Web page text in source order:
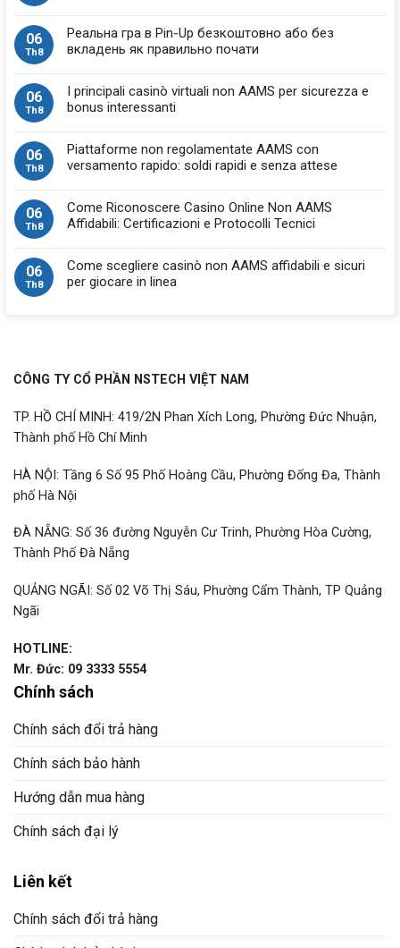
06
Th8
Реальна гра в Pin-Up безкоштовно або без
вкладень як правильно почати
06
Th8
I principali casinò virtuali non AAMS per sicurezza e
bonus interessanti
06
Th8
Piattaforme non regolamentate AAMS con
versamento rapido: soldi rapidi e senza attese
06
Th8
Come Riconoscere Casino Online Non AAMS
Affidabili: Certificazioni e Protocolli Tecnici
06
Th8
Come scegliere casinò non AAMS affidabili e sicuri
per giocare in linea
CÔNG TY CỔ PHẦN NSTECH VIỆT NAM
TP. HỒ CHÍ MINH: 419/2N Phan Xích Long, Phường Đức Nhuận,
Thành phố Hồ Chí Minh
HÀ NỘI: Tầng 6 Số 95 Phố Hoàng Cầu, Phường Đống Đa, Thành
phố Hà Nội
ĐÀ NẴNG: Số 36 đường Nguyễn Cư Trinh, Phường Hòa Cường,
Thành Phố Đà Nẵng
QUẢNG NGÃI: Số 02 Võ Thị Sáu, Phường Cẩm Thành, TP Quảng
Ngãi
HOTLINE:
Mr. Đức: 09 3333 5554
Chính sách
Chính sách đổi trả hàng
Chính sách bảo hành
Hướng dẫn mua hàng
Chính sách đại lý
Liên kết
Chính sách đổi trả hàng